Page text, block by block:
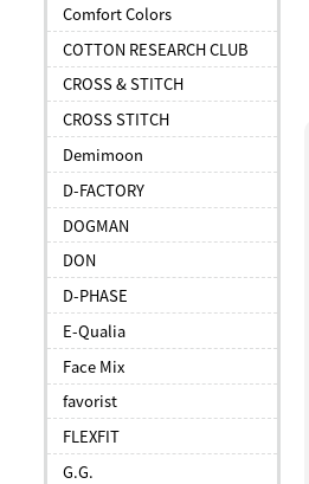
Comfort Colors
COTTON RESEARCH CLUB
CROSS & STITCH
CROSS STITCH
Demimoon
D-FACTORY
DOGMAN
DON
D-PHASE
E-Qualia
Face Mix
favorist
FLEXFIT
G.G.